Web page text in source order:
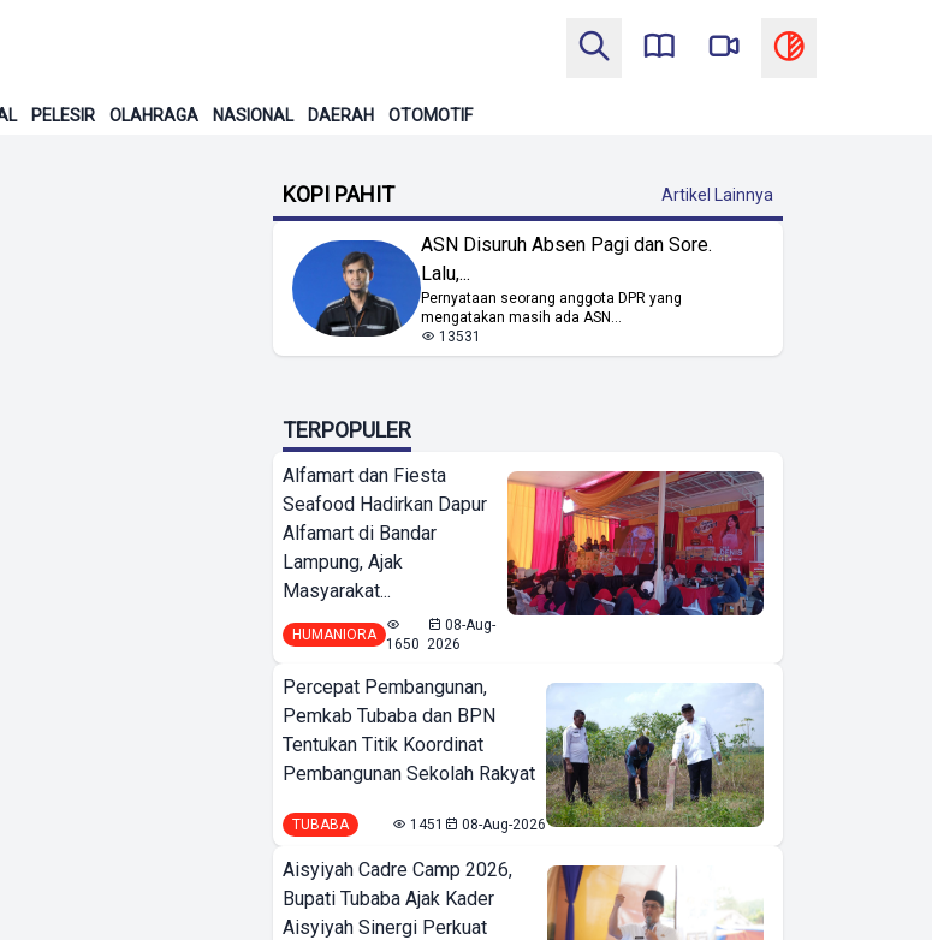
PELESIR OLAHRAGA NASIONAL DAERAH OTOMOTIF
KOPI PAHIT Artikel Lainnya
ASN Disuruh Absen Pagi dan Sore.
Lalu,...
Pernyataan seorang anggota DPR yang
mengatakan masih ada ASN...
13531
TERPOPULER
Alfamart dan Fiesta
Seafood Hadirkan Dapur
Alfamart di Bandar
Lampung, Ajak
Masyarakat...
HUMANIORA
1650
08-Aug-
2026
Percepat Pembangunan,
Pemkab Tubaba dan BPN
Tentukan Titik Koordinat
Pembangunan Sekolah Rakyat
TUBABA 1451 08-Aug-2026
Aisyiyah Cadre Camp 2026,
Bupati Tubaba Ajak Kader
Aisyiyah Sinergi Perkuat